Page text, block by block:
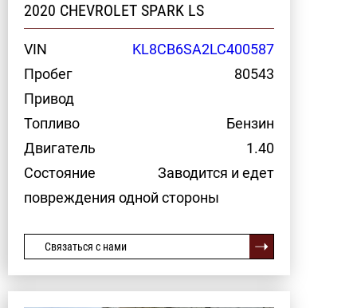
2020 CHEVROLET SPARK LS
VIN
KL8CB6SA2LC400587
Пробег
80543
Привод
Топливо
Бензин
Двигатель
1.40
Состояние
Заводится и едет
повреждения одной стороны
Связаться с нами